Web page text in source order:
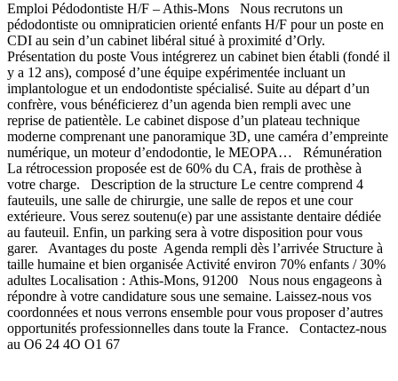
Emploi Pédodontiste H/F – Athis-Mons Nous recrutons un
pédodontiste ou omnipraticien orienté enfants H/F pour un poste en
CDI au sein d’un cabinet libéral situé à proximité d’Orly.
Présentation du poste Vous intégrerez un cabinet bien établi (fondé il
y a 12 ans), composé d’une équipe expérimentée incluant un
implantologue et un endodontiste spécialisé. Suite au départ d’un
confrère, vous bénéficierez d’un agenda bien rempli avec une
reprise de patientèle. Le cabinet dispose d’un plateau technique
moderne comprenant une panoramique 3D, une caméra d’empreinte
numérique, un moteur d’endodontie, le MEOPA… Rémunération
La rétrocession proposée est de 60% du CA, frais de prothèse à
votre charge. Description de la structure Le centre comprend 4
fauteuils, une salle de chirurgie, une salle de repos et une cour
extérieure. Vous serez soutenu(e) par une assistante dentaire dédiée
au fauteuil. Enfin, un parking sera à votre disposition pour vous
garer. Avantages du poste Agenda rempli dès l’arrivée Structure à
taille humaine et bien organisée Activité environ 70% enfants / 30%
adultes Localisation : Athis-Mons, 91200 Nous nous engageons à
répondre à votre candidature sous une semaine. Laissez-nous vos
coordonnées et nous verrons ensemble pour vous proposer d’autres
opportunités professionnelles dans toute la France. Contactez-nous
au O6 24 4O O1 67